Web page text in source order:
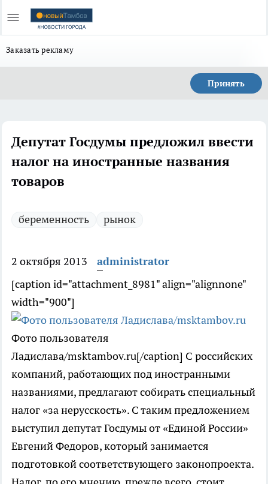
Заказать рекламу
Принять
Депутат Госдумы предложил ввести
налог на иностранные названия
товаров
беременность рынок
2 октября 2013
administrator
[caption id="attachment_8981" align="alignnone"
width="900"]
Фото пользователя
Ладислава/msktambov.ru[/caption] С российских
компаний, работающих под иностранными
названиями, предлагают собирать специальный
налог «за нерусскость». С таким предложением
выступил депутат Госдумы от «Единой России»
Евгений Федоров, который занимается
подготовкой соответствующего законопроекта.